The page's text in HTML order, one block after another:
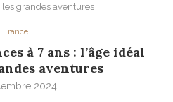
les grandes aventures
France
à 7 ans : l’âge idéal
aventures
2024